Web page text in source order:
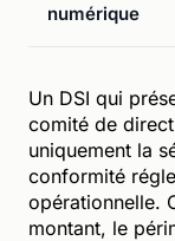
numérique
Un DSI qui
comité de
uniquement la
conformité
opérationnelle.
montant, le